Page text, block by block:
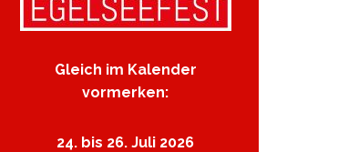
Gleich im Kalender
vormerken:
24. bis 26. Juli 2026